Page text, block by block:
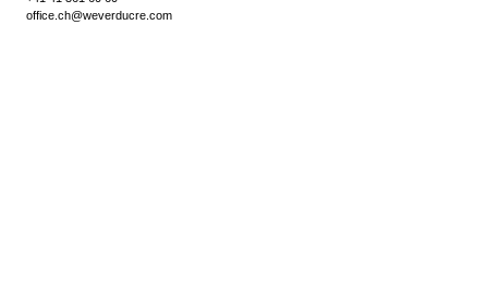
office.ch@weverducre.com